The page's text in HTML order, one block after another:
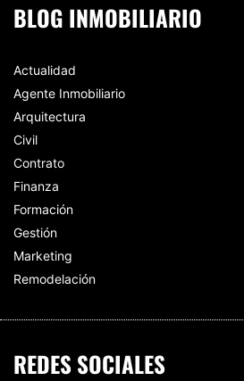
BLOG INMOBILIARIO
Actualidad
Agente Inmobiliario
Arquitectura
Civil
Contrato
Finanza
Formación
Gestión
Marketing
Remodelación
REDES SOCIALES